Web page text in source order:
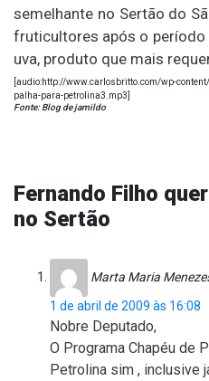
semelhante no Sertão do
fruticultores após o
uva, produto que mais
[audio:http://www.carlosbritto.com/wp-
palha-para-petrolina3.mp3]
Fonte: Blog de jamildo
Fernando Filho
no Sertão
Marta Maria
1 de abril de 2009 às 16:08
Nobre Deputado,
O Programa Chapéu de
Petrolina sim , inclusive